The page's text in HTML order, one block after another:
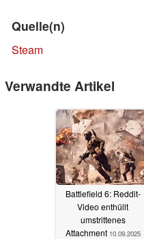
Quelle(n)
Steam
Verwandte Artikel
Battlefield 6: Reddit-
Video enthüllt
umstrittenes
Attachment 10.09.2025